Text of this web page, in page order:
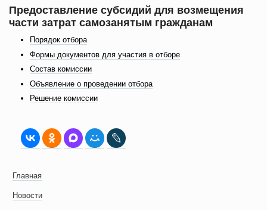
Предоставление субсидий для возмещения
части затрат самозанятым гражданам
Порядок отбора
Формы документов для участия в отборе
Состав комиссии
Объявление о проведении отбора
Решение комиссии
Главная
Новости